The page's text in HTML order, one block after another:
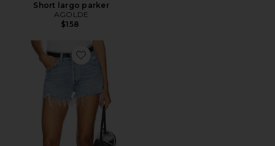
Short largo parker
AGOLDE
$158
Favorite PANTALONES CORTOS VINTAGE